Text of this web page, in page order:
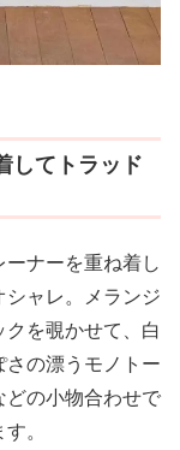
してトラッド
ナーを重ね着し
シャレ。メランジ
を覗かせて、白
の漂うモノトー
どの小物合わせで
。